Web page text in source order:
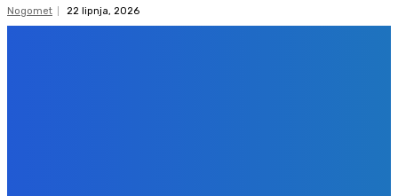
Nogomet 22 lipnja, 2026